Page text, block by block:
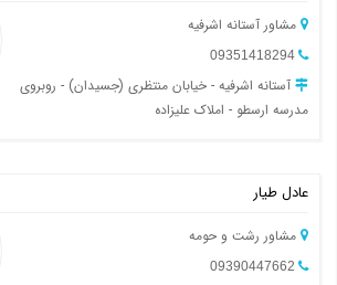
مشاور آستانه اشرفیه
آستانه اشرفیه - خیابان منتظری (جسیدان) - روبروی
مدرسه ارسطو - املاک علیزاده
عادل طیار
مشاور رشت و حومه